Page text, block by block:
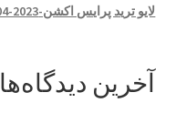
لایو ترید پرایس اکشن-XAUUSD_19-04-2023
آخرین دیدگاه‌ها